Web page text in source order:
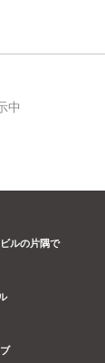
中
ルの片隅で